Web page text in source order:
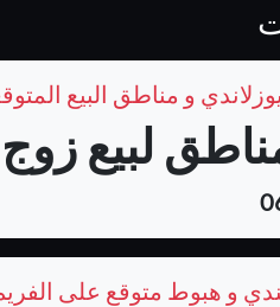
و مناطق البيع
لبيع زوج
و هبوط متوقع على